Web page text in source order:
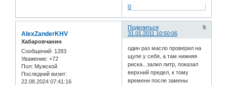
0
Поделиться
9
31.01.2011 10:50:06
AlexZanderKHV
Хабаровчанин
Сообщений: 1283
Уважение: +72
Пол: Мужской
Последний визит:
22.08.2024 07:41:16
один раз масло проверил на
щупе у себя, а там нижняя
риска...залил литр, показал
верхний предел, к тому
времени после замены